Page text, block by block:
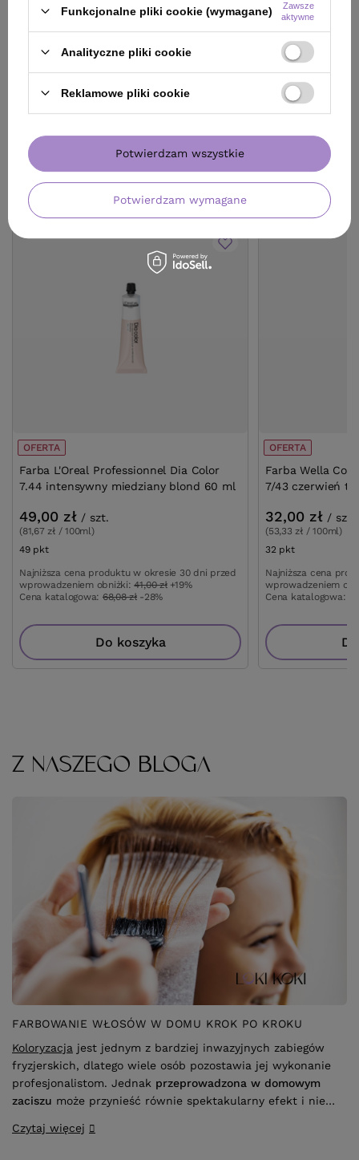
Cena katalogowa:75,90 zł -37%
Do koszyka
wprowadzeniem
Cena katalogowa:
ZOBACZ RÓWNIEŻ
OFERTA
Farba L'Oreal Professionnel Dia Color
7.44 intensywny miedziany blond 60 ml
49,00 zł / szt.
(81,67 zł / 100ml)
49 pktpunktów
Najniższa cena produktu w okresie 30 dni przed
wprowadzeniem obniżki:41,00 zł +19%
Cena katalogowa: 68,08 zł -28%
Do koszyka
OFERTA
Farba Wella
7/43 czerwień
32,00 zł / szt.
(53,33 zł / 100ml)
32 pktpunktów
Najniższa cena
wprowadzeniem
Cena katalogowa:
Z NASZEGO BLOGA
FARBOWANIE WŁOSÓW W DOMU KROK PO KROKU
Koloryzacja jest jednym z bardziej inwazyjnych zabiegów
fryzjerskich, dlatego wiele osób pozostawia jej wykonanie
profesjonalistom. Jednak przeprowadzona w domowym
zaciszu może przynieść równie spektakularny efekt i nie
sukcesu jest stosowanie się do wskazówek ekspertów
Czytaj więcej
Funkcjonalne pliki cookie (wymagane)
Zawsze
aktywne
Analityczne pliki cookie
Reklamowe pliki cookie
Potwierdzam wymagane
Potwierdzam wszystkie